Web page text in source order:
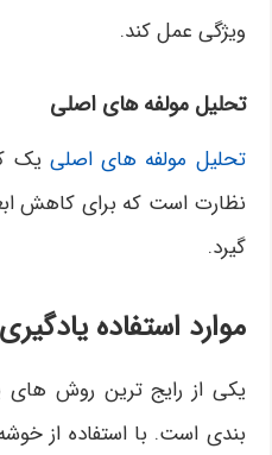
ویژگی عمل کند.
تحلیل مولفه های اصلی
تحلیل مولفه های اصلی یک
نظارت است که برای کاهش
گیرد.
موارد استفاده
یکی از رایج ترین روش های
بندی است. با استفاده از